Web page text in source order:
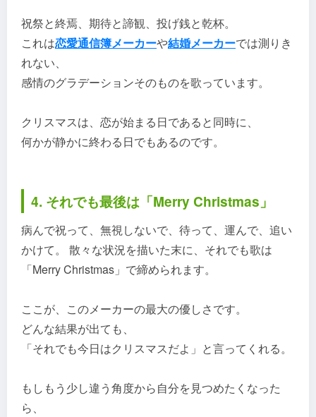
祝祭と終焉、期待と諦観、投げ銭と乾杯。
これは恋愛通信簿メーカーや結婚メーカーでは測りき
れない、
感情のグラデーションそのものを歌っています。
クリスマスは、恋が始まる日であると同時に、
何かが静かに終わる日でもあるのです。
4. それでも最後は「Merry Christmas」
病んで祝って、無視しないで、待って、運んで、追い
かけて。 散々な状況を描いた末に、それでも歌は
「Merry Christmas」で締められます。
ここが、このメーカーの最大の優しさです。
どんな結果が出ても、
「それでも今日はクリスマスだよ」と言ってくれる。
もしもう少し違う角度から自分を見つめたくなった
ら、